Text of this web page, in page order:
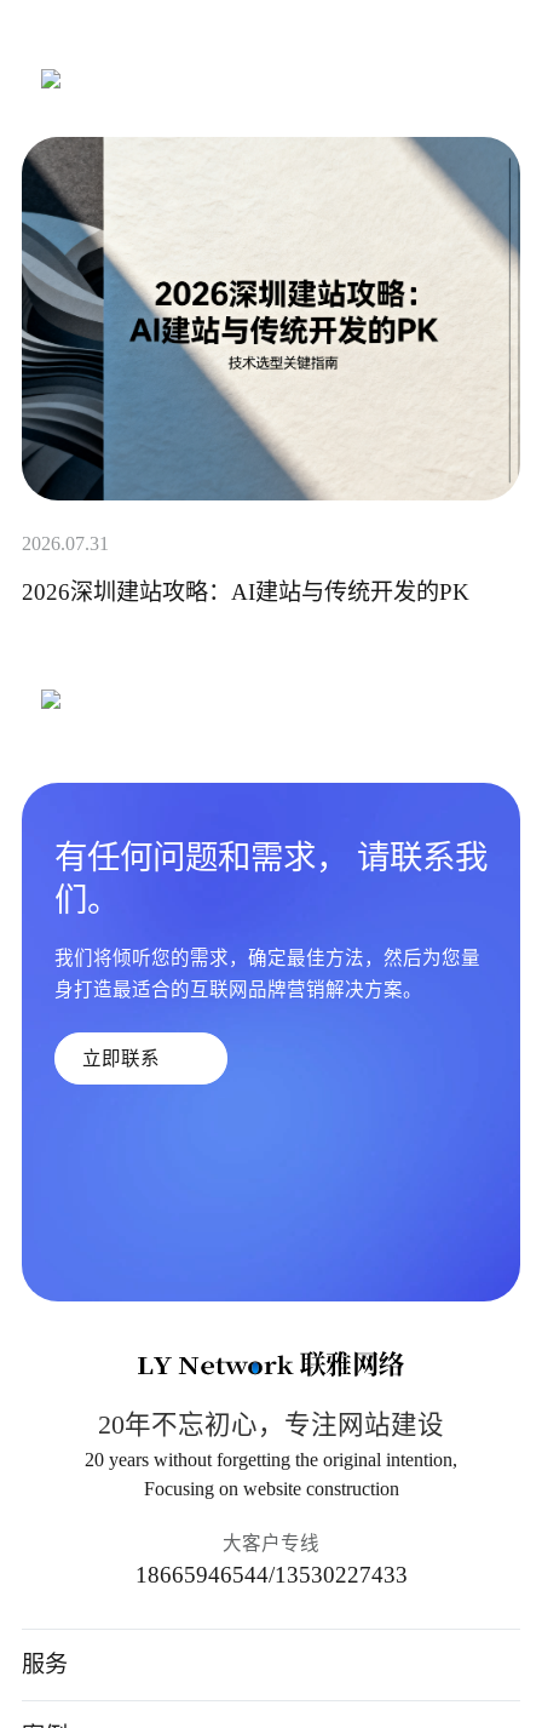
2026.07.31
2026深圳建站攻略：AI建站与传统开发的PK
有任何问题和需求， 请联系我
们。
我们将倾听您的需求，确定最佳方法，然后为您量
身打造最适合的互联网品牌营销解决方案。
立即联系
20年不忘初心，专注网站建设
20 years without forgetting the original intention,
Focusing on website construction
大客户专线
18665946544/13530227433
服务